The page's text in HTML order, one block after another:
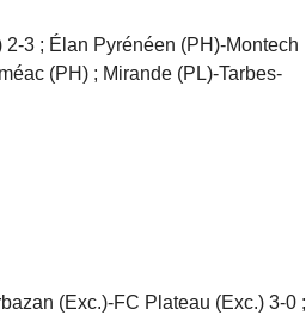
3 ; Élan Pyrénéen (PH)-Montech
(PH) ; Mirande (PL)-Tarbes-
(Exc.)-FC Plateau (Exc.) 3-0 ;